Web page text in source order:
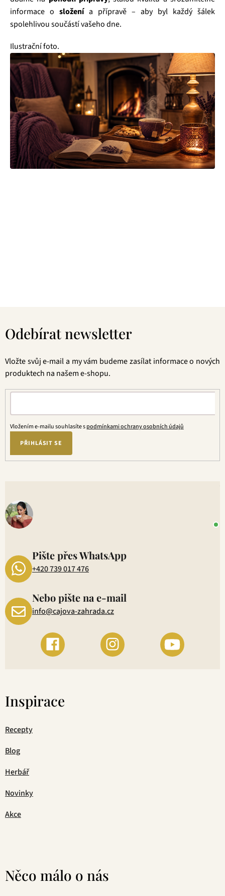
informace o složenía přípravě – aby byl každý šálek
spolehlivou součástí vašeho dne.
Ilustrační foto.
Odebírat newsletter
Vložte svůj e-mail a my vám budeme zasílat informace o nových
produktech na našem e-shopu.
Vložením e-mailu souhlasíte spodmínkami ochrany osobních údajů
PŘIHLÁSIT SE
Pište přes WhatsApp
+420 739 017 476
Nebo pište na e-mail
info@cajova-zahrada.cz
Inspirace
Recepty
Blog
Herbář
Novinky
Akce
Něco málo o nás